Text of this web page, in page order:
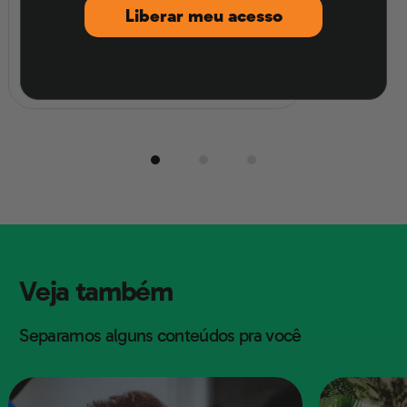
do processo de unificação da Alemanha, além
O Nacionalismo
competitiva.06/08/2026
Veja também
Separamos alguns conteúdos pra você
Liberar meu acesso